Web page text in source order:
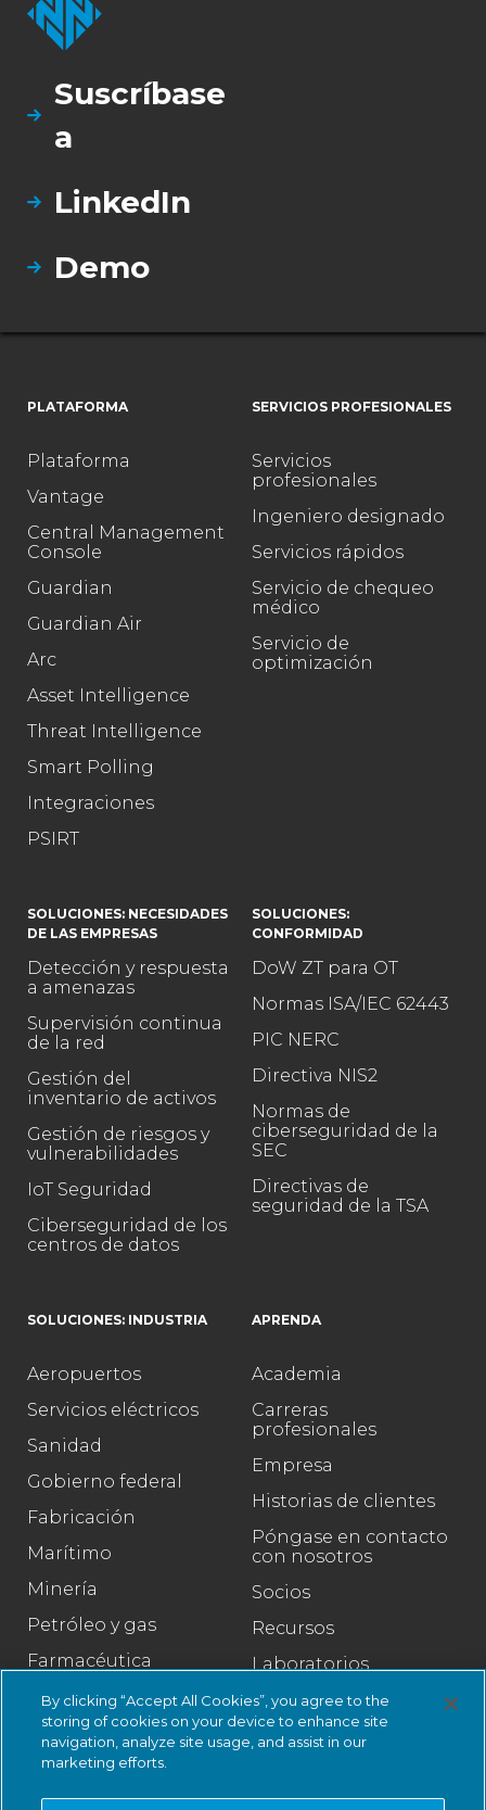
Director de Seguridad Informática y
Gestión de Riesgos
para la detección y respuesta
Gerente de Ingeniería
Suscríbase
a
LinkedIn
Demo
PLATAFORMA
Plataforma
Vantage
Central Management
Console
Guardian
Guardian Air
Arc
Asset Intelligence
Threat Intelligence
Smart Polling
Integraciones
PSIRT
SERVICIOS PROFESIONALES
Servicios
profesionales
Ingeniero designado
Servicios rápidos
Servicio de chequeo
médico
Servicio de
optimización
SOLUCIONES: NECESIDADES
DE LAS EMPRESAS
Detección y respuesta
a amenazas
Supervisión continua
de la red
Gestión del
inventario de activos
Gestión de riesgos y
vulnerabilidades
IoT Seguridad
Ciberseguridad de los
centros de datos
SOLUCIONES:
CONFORMIDAD
DoW ZT para OT
Normas ISA/IEC 62443
PIC NERC
Directiva NIS2
Normas de
ciberseguridad de la
SEC
Directivas de
seguridad de la TSA
SOLUCIONES: INDUSTRIA
Aeropuertos
Servicios eléctricos
Sanidad
Gobierno federal
Fabricación
Marítimo
Minería
Petróleo y gas
Farmacéutica
Ferrocarril
Venta al por menor
Ciudades inteligentes
Agua y aguas
APRENDA
Academia
Carreras
profesionales
Empresa
Historias de clientes
Póngase en contacto
con nosotros
Socios
Recursos
Laboratorios
Legal
Centro de confianza
By clicking “Accept All Cookies”, you agree to the
storing of cookies on your device to enhance site
navigation, analyze site usage, and assist in our
marketing efforts.